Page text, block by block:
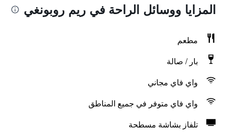
المزايا ووسائل الراحة في ريم روبونغي
مطعم
بار / صالة
واي فاي مجاني
واي فاي متوفر في جميع المناطق
تلفاز بشاشة مسطحة